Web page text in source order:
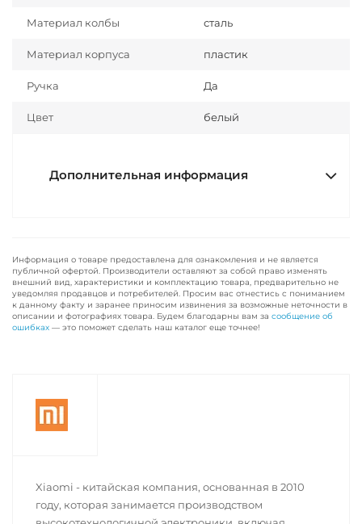
Материал колбы сталь
Материал корпуса пластик
Ручка Да
Цвет белый
Дополнительная информация
Информация о товаре предоставлена для ознакомления и не является
публичной офертой. Производители оставляют за собой право изменять
внешний вид, характеристики и комплектацию товара, предварительно не
уведомляя продавцов и потребителей. Просим вас отнестись с пониманием
к данному факту и заранее приносим извинения за возможные неточности в
описании и фотографиях товара. Будем благодарны вам за сообщение об
ошибках — это поможет сделать наш каталог еще точнее!
Xiaomi - китайская компания, основанная в 2010
году, которая занимается производством